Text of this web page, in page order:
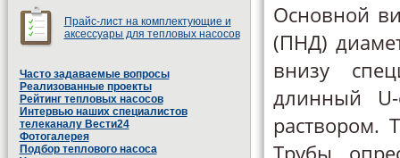
Прайс-лист на комплектующие и
аксессуары для тепловых насосов
Часто задаваемые вопросы
Реализованные проекты
Рейтинг тепловых насосов
Интервью наших специалистов
телеканалу Вести24
Фотогалерея
Подбор теплового насоса
Основной
(ПНД)
внизу
длинный
раствором.